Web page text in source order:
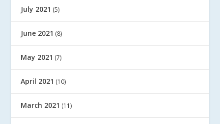
July 2021 (5)
June 2021 (8)
May 2021 (7)
April 2021 (10)
March 2021 (11)